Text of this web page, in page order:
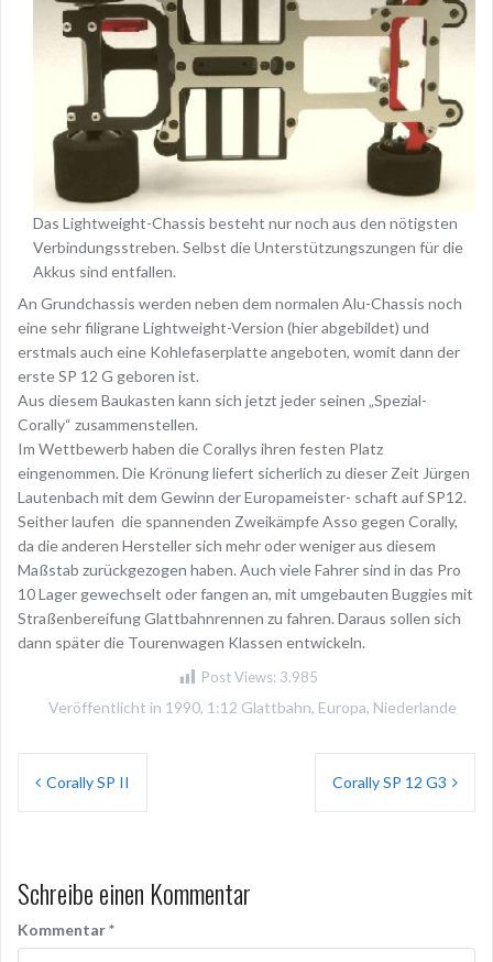
Das Lightweight-Chassis besteht nur noch aus den nötigsten
Verbindungsstreben. Selbst die Unterstützungszungen für die
Akkus sind entfallen.
An Grundchassis werden neben dem normalen Alu-Chassis noch
eine sehr filigrane Lightweight-Version (hier abgebildet) und
erstmals auch eine Kohlefaserplatte angeboten, womit dann der
erste SP 12 G geboren ist.
Aus diesem Baukasten kann sich jetzt jeder seinen „Spezial-
Corally“ zusammenstellen.
Im Wettbewerb haben die Corallys ihren festen Platz
eingenommen. Die Krönung liefert sicherlich zu dieser Zeit Jürgen
Lautenbach mit dem Gewinn der Europameister- schaft auf SP12.
Seither laufen die spannenden Zweikämpfe Asso gegen Corally,
da die anderen Hersteller sich mehr oder weniger aus diesem
Maßstab zurückgezogen haben. Auch viele Fahrer sind in das Pro
10 Lager gewechselt oder fangen an, mit umgebauten Buggies mit
Straßenbereifung Glattbahnrennen zu fahren. Daraus sollen sich
dann später die Tourenwagen Klassen entwickeln.
Post Views: 3.985
Veröffentlicht in 1990, 1:12 Glattbahn, Europa, Niederlande
Beitragsnavigation
Corally SP II Corally SP 12 G3
Schreibe einen Kommentar
Kommentar*